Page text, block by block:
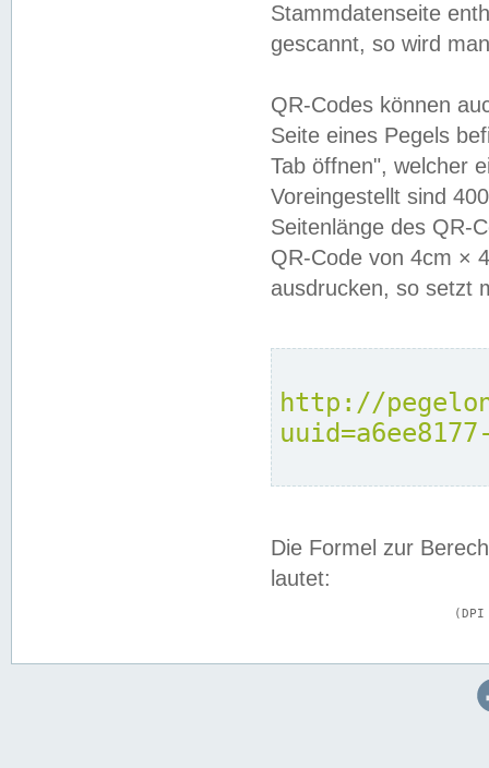
Stammdatenseite
gescannt, so wird
QR-Codes können
Seite eines Pegels
Tab öffnen", welcher
Voreingestellt sind
Seitenlänge des QR-
QR-Code von 4cm ×
ausdrucken, so setzt
http://
Die Formel zur
lautet: